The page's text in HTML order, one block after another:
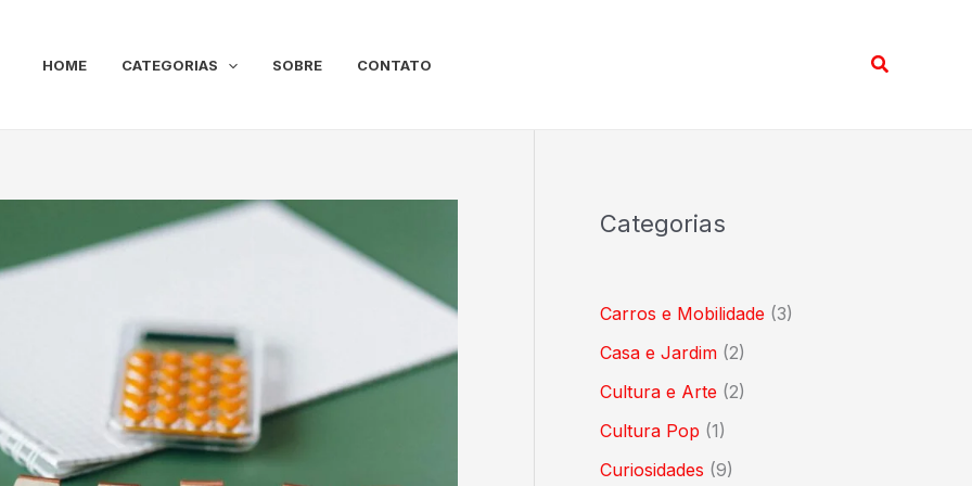
HOME CATEGORIAS SOBRE CONTATO Pesquisar
Categorias
Carros e Mobilidade (3)
Casa e Jardim(2)
Cultura e Arte (2)
Cultura Pop (1)
Curiosidades (9)